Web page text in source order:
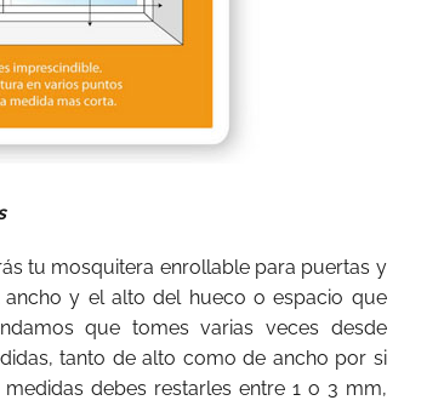
tu mosquitera enrollable para puertas y
y el alto del hueco o espacio que
que tomes varias veces desde
tanto de alto como de ancho por si
debes restarles entre 1 o 3 mm,